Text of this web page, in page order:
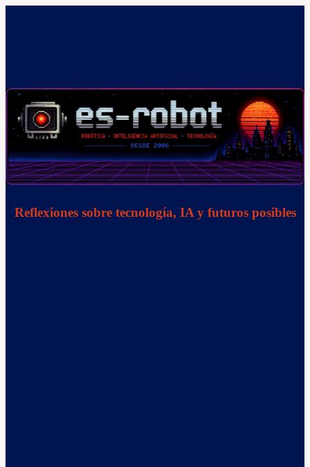
Reflexiones sobre tecnología, IA y futuros posibles